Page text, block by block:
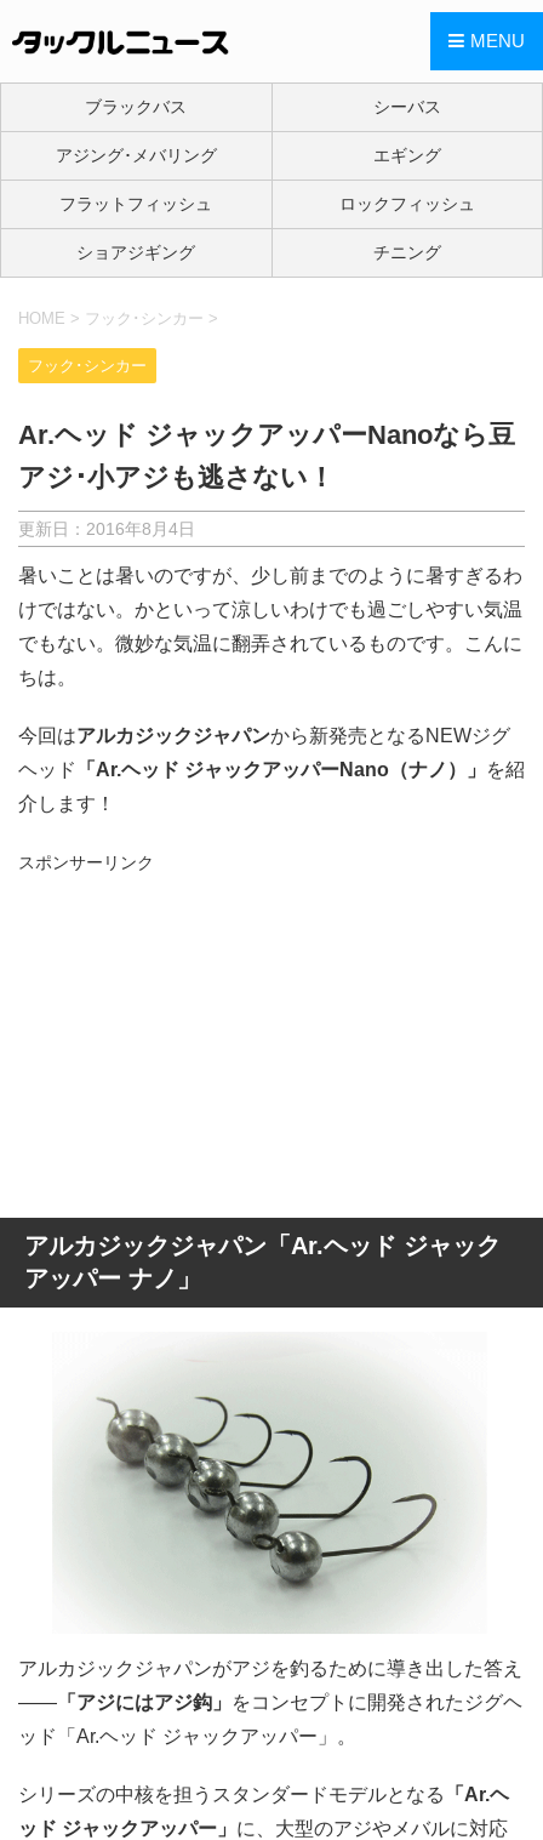
MENU
ブラックバス シーバス
アジング･メバリング エギング
フラットフィッシュ ロックフィッシュ
ショアジギング チニング
HOME > フック･シンカー >
フック･シンカー
Ar.ヘッド ジャックアッパーNanoなら豆
アジ･小アジも逃さない！
更新日： 2016年8月4日
暑いことは暑いのですが、少し前までのように暑すぎるわ
けではない。かといって涼しいわけでも過ごしやすい気温
でもない。微妙な気温に翻弄されているものです。こんに
ちは。
今回はアルカジックジャパンから新発売となるNEWジグ
ヘッド
「Ar.ヘッド ジャックアッパーNano（ナノ）」
を紹
介します！
スポンサーリンク
アルカジックジャパン「Ar.ヘッド ジャック
アッパー ナノ」
アルカジックジャパンがアジを釣るために導き出した答え
―― 「アジにはアジ鈎」
をコンセプトに開発されたジグヘ
ッド「Ar.ヘッド ジャックアッパー」。
シリーズの中核を担うスタンダードモデルとなる
「Ar.ヘ
ッド ジャックアッパー」 に、大型のアジやメバルに対応